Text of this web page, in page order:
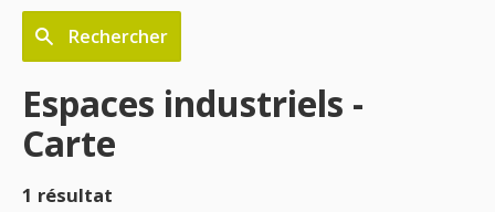
Rechercher
Espaces industriels -
Carte
1 résultat